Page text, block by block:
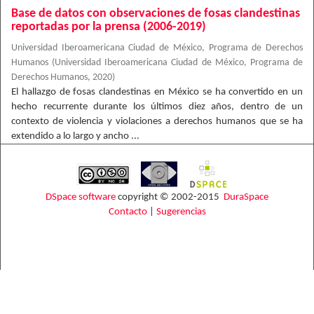
Base de datos con observaciones de fosas clandestinas
reportadas por la prensa (2006-2019)
Universidad Iberoamericana Ciudad de México, Programa de Derechos
Humanos (Universidad Iberoamericana Ciudad de México, Programa de
Derechos Humanos, 2020)
El hallazgo de fosas clandestinas en México se ha convertido en un
hecho recurrente durante los últimos diez años, dentro de un
contexto de violencia y violaciones a derechos humanos que se ha
extendido a lo largo y ancho ...
DSpace software copyright © 2002-2015 DuraSpace
Contacto| Sugerencias